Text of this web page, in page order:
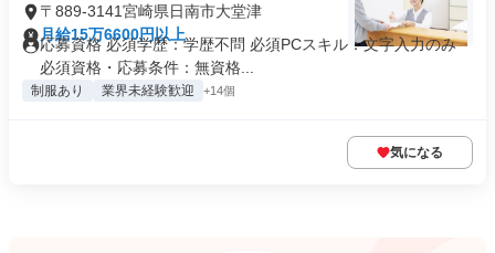
〒889-3141宮崎県日南市大堂津
月給15万6600円以上
応募資格 必須学歴：学歴不問 必須PCスキル：文字入力のみ
必須資格・応募条件：無資格...
制服あり 業界未経験歓迎 +14個
気になる